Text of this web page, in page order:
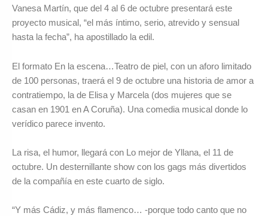
Vanesa Martín, que del 4 al 6 de octubre presentará este
proyecto musical, “el más íntimo, serio, atrevido y sensual
hasta la fecha”, ha apostillado la edil.
El formato En la escena…Teatro de piel, con un aforo limitado
de 100 personas, traerá el 9 de octubre una historia de amor a
contratiempo, la de Elisa y Marcela (dos mujeres que se
casan en 1901 en A Coruña). Una comedia musical donde lo
verídico parece invento.
La risa, el humor, llegará con Lo mejor de Yllana, el 11 de
octubre. Un desternillante show con los gags más divertidos
de la compañía en este cuarto de siglo.
“Y más Cádiz, y más flamenco… -porque todo canto que no